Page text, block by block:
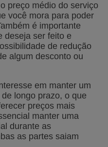
preço médio do serviço
você mora para poder
é importante
deseja ser feito e
de redução
algum desconto ou
em manter um
longo prazo, o que
preços mais
manter uma
durante as
as partes saiam